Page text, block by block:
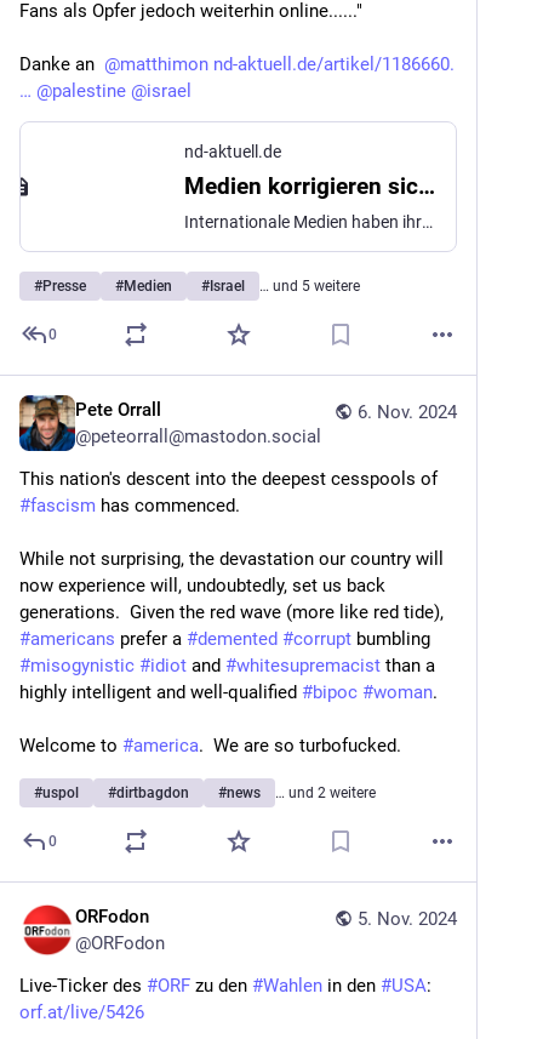
Fans als Opfer jedoch weiterhin online......"
Danke an @matthimon nd-aktuell.de/artikel/1186660.
@palestine @israel
nd-aktuell.de
Medien korrigieren sich nach Ausschreitungen in Amsterdam
Internationale Medien haben ihre Berichte zu den Ausschreitungen in Amsterdam gegen Fans von Maccabi Tel Aviv mit Bildern belegt, die diese Fans eigentlich als Angreifer zeigen.
#Presse #Medien # Israel … und 5 weitere
0
6. Nov. 2024
Pete Orrall
@peteorrall@mastodon.social
This nation's descent into the deepest cesspools of
#fascism has commenced.
While not surprising, the devastation our country will
now experience will, undoubtedly, set us back
#americans prefer a #demented #corrupt
#misogynistic #idiot and #whitesupremacist than a
highly intelligent and well-qualified #bipoc #woman.
Welcome to #america.  We are so turbofucked.
#uspol #dirtbagdon #news … und 2 weitere
0
5. Nov. 2024
ORFodon
@ORFodon
Live-Ticker des #ORF zu den #Wahlen in den #USA:
orf.at/live/5426